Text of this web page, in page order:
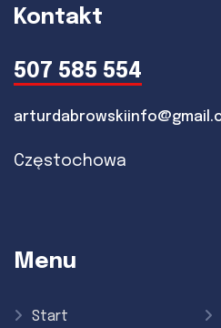
Kontakt
507 585 554
Częstochowa
Menu
Start